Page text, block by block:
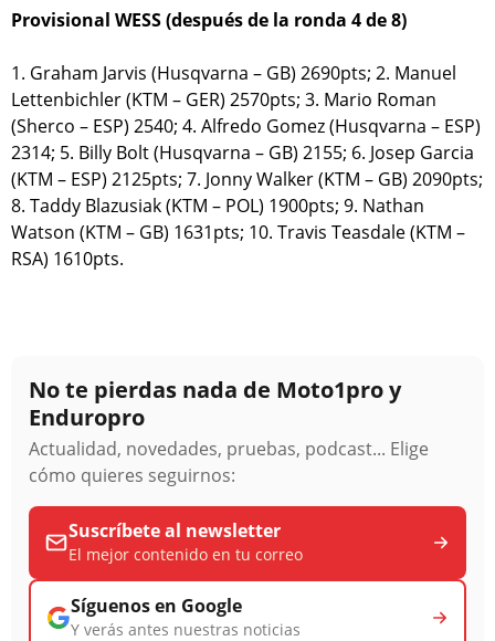
Provisional WESS (después de la ronda 4 de 8)
1. Graham Jarvis (Husqvarna – GB) 2690pts; 2. Manuel
Lettenbichler (KTM – GER) 2570pts; 3. Mario Roman
(Sherco – ESP) 2540; 4. Alfredo Gomez (Husqvarna – ESP)
2314; 5. Billy Bolt (Husqvarna – GB) 2155; 6. Josep Garcia
(KTM – ESP) 2125pts; 7. Jonny Walker (KTM – GB) 2090pts;
8. Taddy Blazusiak (KTM – POL) 1900pts; 9. Nathan
Watson (KTM – GB) 1631pts; 10. Travis Teasdale (KTM –
RSA) 1610pts.
No te pierdas nada de Moto1pro y
Enduropro
Actualidad, novedades, pruebas, podcast... Elige
cómo quieres seguirnos:
Suscríbete al newsletter
El mejor contenido en tu correo
Síguenos en Google
Y verás antes nuestras noticias